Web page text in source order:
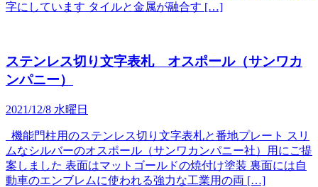
字にしています タイルと金属が融合す […]
ステンレス切り文字表札 オスポール（サンワカ
ンパニー）
2021/12/8 水曜日
機能門柱用のステンレス切り文字表札と番地プレート スリ
ムなシルバーのオスポール（サンワカンパニー社）用にご提
案しました 表面はマットゴールドの焼付け塗装 裏面には自
動車のエンブレムに使われる強力な工業用の両 […]